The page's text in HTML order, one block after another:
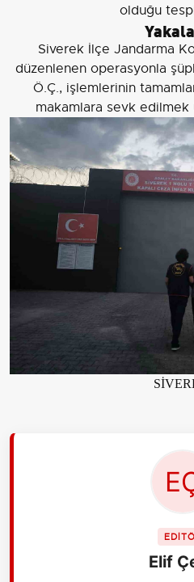
olduğu
Siverek İlçe Jandarma
düzenlenen operasyonla
Ö.Ç., işlemlerinin
makamlara sevk edilmek
Elif